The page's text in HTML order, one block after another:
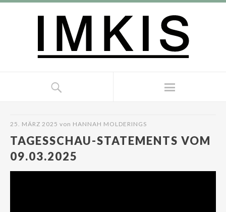
25. MÄRZ 2025 von HANNAH MOLDERINGS
TAGESSCHAU-STATEMENTS VOM
09.03.2025